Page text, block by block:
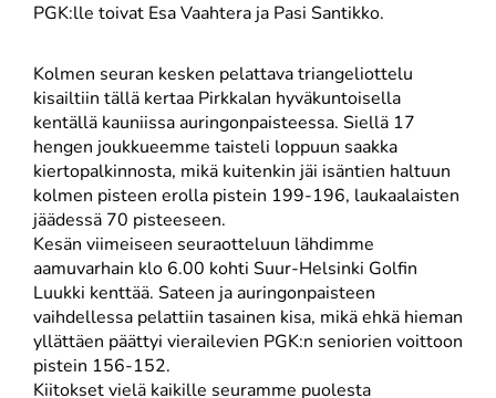
PGK:lle toivat Esa Vaahtera ja Pasi Santikko.
Kolmen seuran kesken pelattava triangeliottelu
kisailtiin tällä kertaa Pirkkalan hyväkuntoisella
kentällä kauniissa auringonpaisteessa. Siellä 17
hengen joukkueemme taisteli loppuun saakka
kiertopalkinnosta, mikä kuitenkin jäi isäntien haltuun
kolmen pisteen erolla pistein 199-196, laukaalaisten
jäädessä 70 pisteeseen.
Kesän viimeiseen seuraotteluun lähdimme
aamuvarhain klo 6.00 kohti Suur-Helsinki Golfin
Luukki kenttää. Sateen ja auringonpaisteen
vaihdellessa pelattiin tasainen kisa, mikä ehkä hieman
yllättäen päättyi vierailevien PGK:n seniorien voittoon
pistein 156-152.
Kiitokset vielä kaikille seuramme puolesta